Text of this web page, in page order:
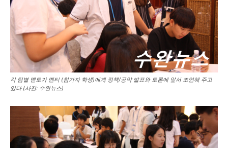
각 팀별 멘토가 멘티 (참가자 학생)에게 정책/공약 발표와 토론에 앞서 조언해 주고
있다 (사진: 수완뉴스)